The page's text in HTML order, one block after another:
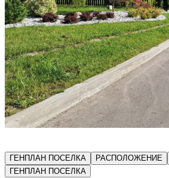
ГЕНПЛАН ПОСЕЛКА РАСПОЛОЖЕНИЕ
ГЕНПЛАН ПОСЕЛКА